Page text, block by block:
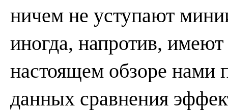
ничем не уступают
иногда, напротив,
настоящем обзоре нами
данных сравнения